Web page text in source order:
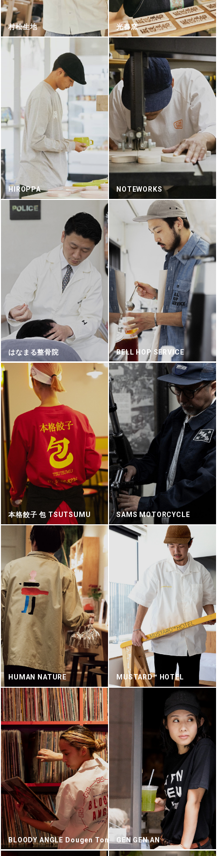
村松生地 光春窯
HIROPPA NOTEWORKS
はなまる整骨院 BELL HOP SERVICE
本格餃子 包 TSUTSUMU SAMS MOTORCYCLE
HUMAN NATURE MUSTARD™ HOTEL
BLOODY ANGLE Dougen Tong GEN GEN AN